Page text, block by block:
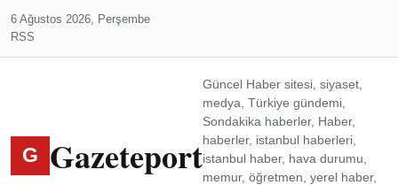
6 Ağustos 2026, Perşembe
RSS
G Gazeteport
Güncel Haber sitesi, siyaset,
medya, Türkiye gündemi,
Sondakika haberler, Haber,
haberler, istanbul haberleri,
istanbul haber, hava durumu,
memur, öğretmen, yerel haber,